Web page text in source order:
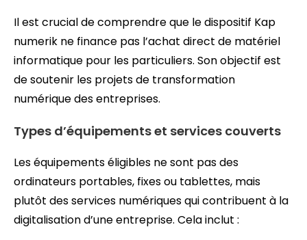
Il est crucial de comprendre que le dispositif Kap
numerik ne finance pas l’achat direct de matériel
informatique pour les particuliers. Son objectif est
de soutenir les projets de transformation
numérique des entreprises.
Types d’équipements et services couverts
Les équipements éligibles ne sont pas des
ordinateurs portables, fixes ou tablettes, mais
plutôt des services numériques qui contribuent à la
digitalisation d’une entreprise. Cela inclut :